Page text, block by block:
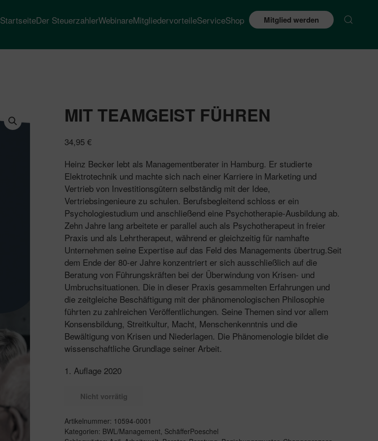
StartseiteDer SteuerzahlerWebinareMitgliedervorteileServiceShop Mitglied werden
MIT TEAMGEIST FÜHREN
34,95 €
Heinz Becker lebt als Managementberater in Hamburg. Er studierte
Elektrotechnik und machte sich nach einer Karriere in Marketing und
Vertrieb von Investitionsgütern selbständig mit der Idee,
Vertriebsingenieure zu schulen. Berufsbegleitend schloss er ein
Psychologiestudium und anschließend eine Psychotherapie-Ausbildung ab.
Zehn Jahre lang arbeitete er parallel auch als Psychotherapeut in freier
Praxis und als Lehrtherapeut, während er gleichzeitig für namhafte
Unternehmen seine Expertise auf das Feld des Managements übertrug.Seit
dem Ende der 80-er Jahre konzentriert er sich ausschließlich auf die
Beratung von Führungskräften bei der Überwindung von Krisen- und
Umbruchsituationen. Die in dieser Praxis gesammelten Erfahrungen und
die zeitgleiche Beschäftigung mit der phänomenologischen Philosophie
führten zu zahlreichen Veröffentlichungen. Seine Themen sind vor allem
Konsensbildung, Streitkultur, Macht, Menschenkenntnis und die
Bewältigung von Krisen und Niederlagen. Die Phänomenologie bildet die
wissenschaftliche Grundlage seiner Arbeit.
1. Auflage 2020
Nicht vorrätig
Artikelnummer: 10594-0001
Kategorien: BWL/Management, SchäfferPoeschel